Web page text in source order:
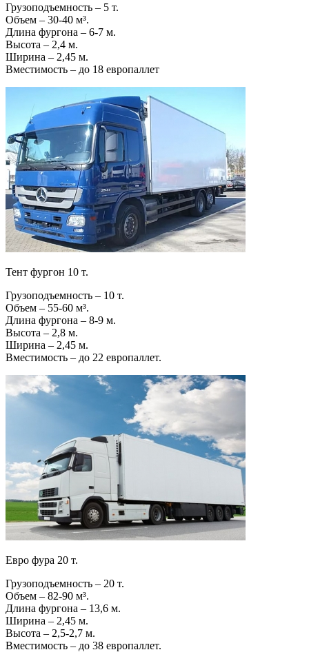
Грузоподъемность – 5 т.
Объем – 30-40 м³.
Длина фургона – 6-7 м.
Высота – 2,4 м.
Ширина – 2,45 м.
Вместимость – до 18 европаллет
Тент фургон 10 т.
Грузоподъемность – 10 т.
Объем – 55-60 м³.
Длина фургона – 8-9 м.
Высота – 2,8 м.
Ширина – 2,45 м.
Вместимость – до 22 европаллет.
Евро фура 20 т.
Грузоподъемность – 20 т.
Объем – 82-90 м³.
Длина фургона – 13,6 м.
Ширина – 2,45 м.
Высота – 2,5-2,7 м.
Вместимость – до 38 европаллет.